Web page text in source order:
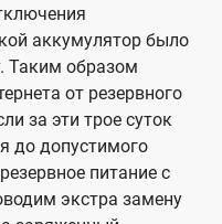
аккумулятор было
Таким образом
от резервного
за эти трое суток
до допустимого
питание с
экстра замену